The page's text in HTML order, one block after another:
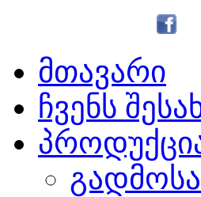
მთავარი
ჩვენს